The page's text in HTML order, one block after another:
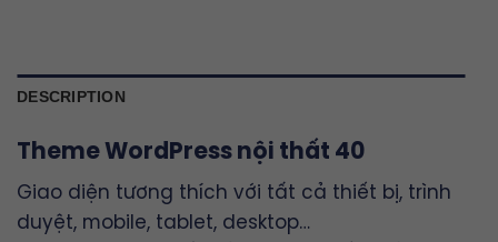
DESCRIPTION
Theme WordPress nội thất 40
Giao diện tương thích với tất cả thiết bị, trình
duyệt, mobile, tablet, desktop…